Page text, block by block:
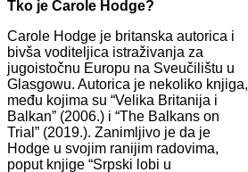
Tko je Carole Hodge?
Carole Hodge je britanska autorica i
bivša voditeljica istraživanja za
jugoistočnu Europu na Sveučilištu u
Glasgowu. Autorica je nekoliko knjiga,
među kojima su “Velika Britanija i
Balkan” (2006.) i “The Balkans on
Trial” (2019.). Zanimljivo je da je
Hodge u svojim ranijim radovima,
poput knjige “Srpski lobi u